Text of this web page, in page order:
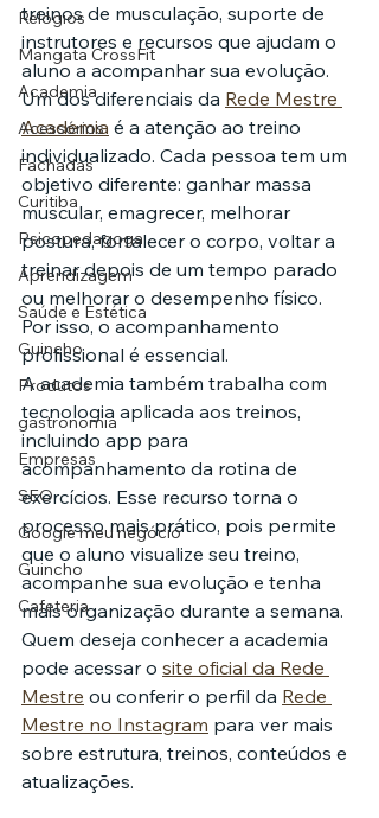
Relógios
Mangata CrossFit
Academia
Acessórios
Fachadas
Curitiba
Psicopedagoga
Aprendizagem
Saúde e Estética
Guincho
Produtos
gastronomia
Empresas
SEO
Google meu negócio
Guincho
Cafeteria
treinos de musculação, suporte de
instrutores e recursos que ajudam o
aluno a acompanhar sua evolução.
Um dos diferenciais da Rede Mestre
Academia é a atenção ao treino
individualizado. Cada pessoa tem um
objetivo diferente: ganhar massa
muscular, emagrecer, melhorar
postura, fortalecer o corpo, voltar a
treinar depois de um tempo parado
ou melhorar o desempenho físico.
Por isso, o acompanhamento
profissional é essencial.
A academia também trabalha com
tecnologia aplicada aos treinos,
incluindo app para
acompanhamento da rotina de
exercícios. Esse recurso torna o
processo mais prático, pois permite
que o aluno visualize seu treino,
acompanhe sua evolução e tenha
mais organização durante a semana.
Quem deseja conhecer a academia
pode acessar o site oficial da Rede
Mestre ou conferir o perfil da Rede
Mestre no Instagram para ver mais
sobre estrutura, treinos, conteúdos e
atualizações.